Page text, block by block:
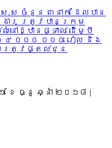
.ស ចំនួន ៣នាក់ ដែលបាន
រងារ ត្រូវបានក្រុម
លំនៅដ្ឋានផ្ទាល់ ដើម្បី
៤ ០០០ ០០០ រៀល និង
ត្រូវផ្តល់ជូន
ខែ ធ្នូ ឆ្នាំ ២០១៨ |